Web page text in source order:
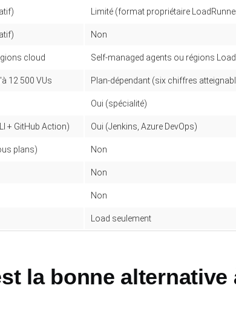
Limité (format propriétaire
Non
cloud Self-managed agents ou régions
12 500 VUs Plan-dépendant (six chiffres
Oui (spécialité)
+ GitHub Action) Oui (Jenkins, Azure DevOps)
plans) Non
Non
Non
Load seulement
la bonne alternative